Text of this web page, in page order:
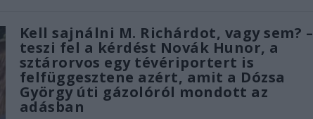
Kell sajnálni M. Richárdot, vagy sem? –
teszi fel a kérdést Novák Hunor, a
sztárorvos egy tévériportert is
felfüggesztene azért, amit a Dózsa
György úti gázolóról mondott az
adásban